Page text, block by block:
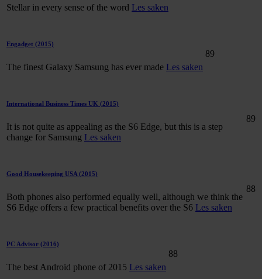
Stellar in every sense of the word Les saken
Engadget (2015)
The finest Galaxy Samsung has ever made Les saken
89
International Business Times UK (2015)
It is not quite as appealing as the S6 Edge, but this is a step
change for Samsung Les saken
89
Good Housekeeping USA (2015)
Both phones also performed equally well, although we think the
S6 Edge offers a few practical benefits over the S6 Les saken
88
PC Advisor (2016)
The best Android phone of 2015 Les saken
88